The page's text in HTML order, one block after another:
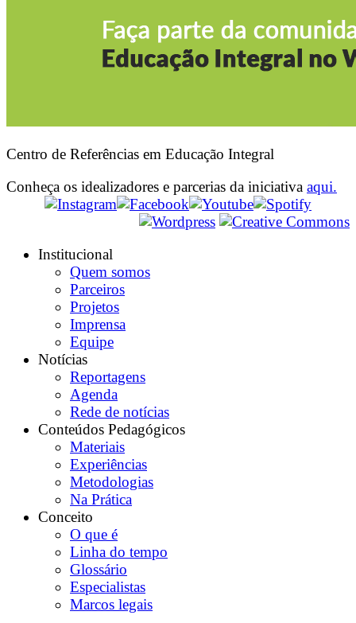
Centro de Referências em Educação Integral
Conheça os idealizadores e parcerias da iniciativa aqui.
Institucional
Quem somos
Parceiros
Projetos
Imprensa
Equipe
Notícias
Reportagens
Agenda
Rede de notícias
Conteúdos Pedagógicos
Materiais
Experiências
Metodologias
Na Prática
Conceito
O que é
Linha do tempo
Glossário
Especialistas
Marcos legais